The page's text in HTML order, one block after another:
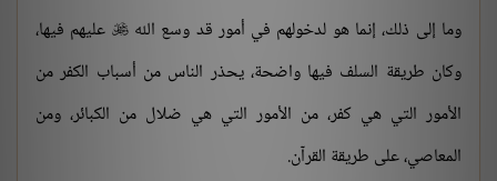
وما إلى ذلك، إنما هو لدخولهم في أمور قد وسع الله عليهم فيها،
وكان طريقة السلف فيها واضحة، يحذر الناس من أسباب الكفر من
الأمور التي هي كفر، من الأمور التي هي ضلال من الكبائر، ومن
المعاصي، على طريقة القرآن.